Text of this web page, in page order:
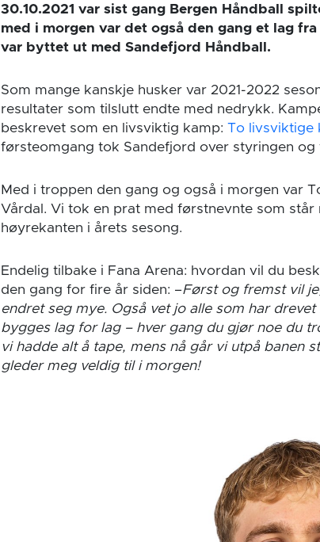
30.10.2021 var sist gang Bergen Håndball
med i morgen var det også den gang et lag
var byttet ut med Sandefjord Håndball.
Som mange kanskje husker var 2021-2022
resultater som tilslutt endte med nedrykk.
beskrevet som en livsviktig kamp:To livsviktige
førsteomgang tok Sandefjord over styringen og
Med i troppen den gang og også i morgen var
Vårdal. Vi tok en prat med førstnevnte som
høyrekanten i årets sesong.
Endelig tilbake i Fana Arena: hvordan vil du
den gang for fire år siden: –Først og fremst vil
endret seg mye. Også vet jo alle som har
bygges lag for lag – hver gang du gjør noe du
vi hadde alt å tape, mens nå går vi utpå banen
gleder meg veldig til i morgen!